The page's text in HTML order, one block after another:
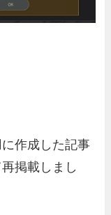
作成した記事
掲載しまし